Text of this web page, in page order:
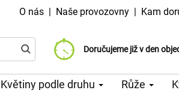
O nás | Naše provozovny | Kam
Doručujeme již v den
Doručujeme již od 99 Kč
Možný výběr času a dne
Květiny podle druhu Růže